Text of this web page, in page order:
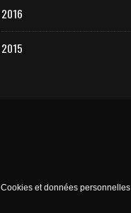
2016
2015
Cookies et données personnelles